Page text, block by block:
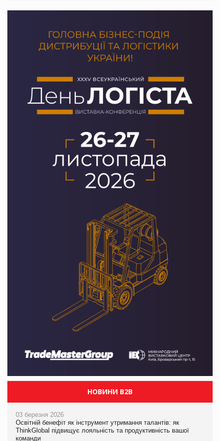
НОВИНИ B2B
03 березня 2026
Освітній бенефіт як інструмент утримання талантів: як
ThinkGlobal підвищує лояльність та продуктивність вашої
команди